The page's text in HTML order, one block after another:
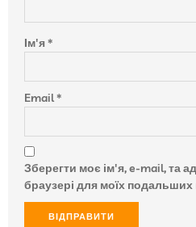
Ім'я*
Email*
Зберегти моє ім'я, e-mail, та
браузері для моїх подальших